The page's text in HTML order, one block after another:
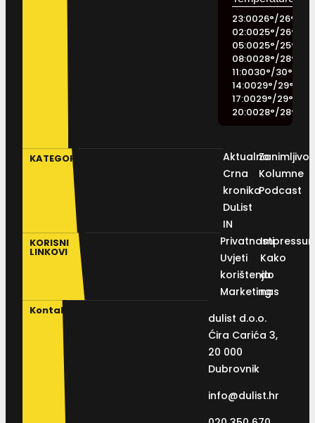
23:0026°/26°
02:0025°/26°
05:0025°/25°
08:0028°/28°
11:0030°/30°
14:0029°/29°
17:0029°/29°
20:0028°/28°
KATEGORIJE
Aktualno
Crna
kronika
DuList
IN
Kolumne
Podcast
KORISNI
LINKOVI
Privatnosti
Uvjeti
korištenja
Marketing
Kako
do
nas
Kontakt
dulist d.o.o.
Ćira Carića 3,
20 000
Dubrovnik
info@dulist.hr